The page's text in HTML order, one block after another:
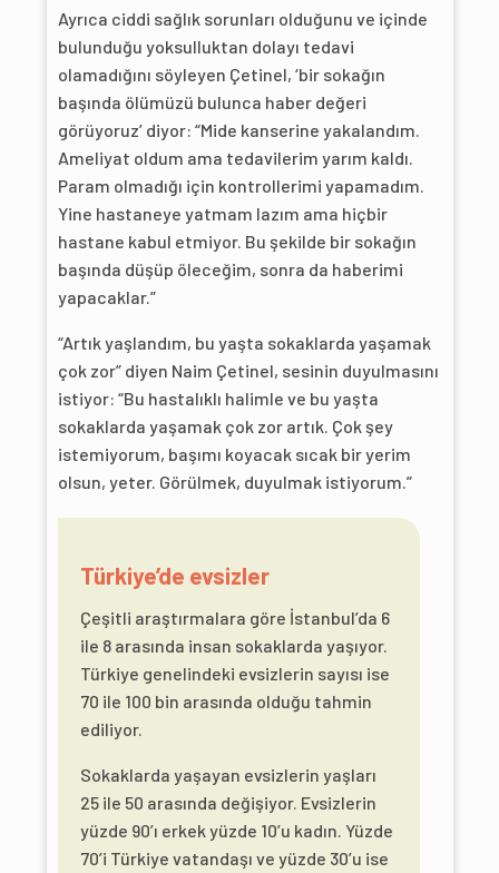
Ayrıca ciddi sağlık sorunları olduğunu ve içinde
bulunduğu yoksulluktan dolayı tedavi
olamadığını söyleyen Çetinel, ‘bir sokağın
başında ölümüzü bulunca haber değeri
görüyoruz’ diyor: “Mide kanserine yakalandım.
Ameliyat oldum ama tedavilerim yarım kaldı.
Param olmadığı için kontrollerimi yapamadım.
Yine hastaneye yatmam lazım ama hiçbir
hastane kabul etmiyor. Bu şekilde bir sokağın
başında düşüp öleceğim, sonra da haberimi
yapacaklar.”
“Artık yaşlandım, bu yaşta sokaklarda yaşamak
çok zor” diyen Naim Çetinel, sesinin duyulmasını
istiyor: “Bu hastalıklı halimle ve bu yaşta
sokaklarda yaşamak çok zor artık. Çok şey
istemiyorum, başımı koyacak sıcak bir yerim
olsun, yeter. Görülmek, duyulmak istiyorum.”
Türkiye’de evsizler
Çeşitli araştırmalara göre İstanbul’da 6
ile 8 arasında insan sokaklarda yaşıyor.
Türkiye genelindeki evsizlerin sayısı ise
70 ile 100 bin arasında olduğu tahmin
ediliyor.
Sokaklarda yaşayan evsizlerin yaşları
25 ile 50 arasında değişiyor. Evsizlerin
yüzde 90’ı erkek yüzde 10’u kadın. Yüzde
70’i Türkiye vatandaşı ve yüzde 30’u ise